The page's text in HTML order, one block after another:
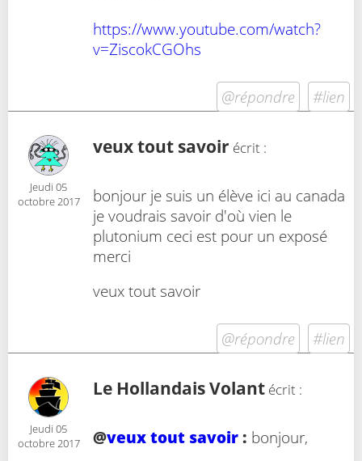
https://www.youtube.com/watch?
v=ZiscokCGOhs
@répondre #lien
Jeudi 05
octobre 2017
veux tout savoir écrit :
bonjour je suis un élève ici au canada
je voudrais savoir d'où vien le
plutonium ceci est pour un exposé
merci
veux tout savoir
@répondre #lien
Jeudi 05
octobre 2017
Le Hollandais Volant écrit :
@veux tout savoir : bonjour,